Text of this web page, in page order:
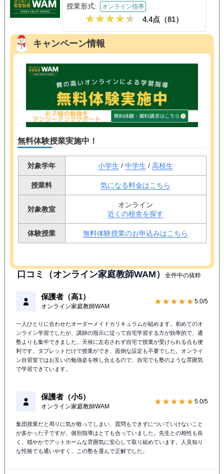
授業形式: オンライン指導
4.4点（81）
キャンペーン情報
無料体験授業実施中！
対象学年 小学生 / 中学生 / 高校生
授業料 気になる料金はこちら
対象教室
オンライン
近くの校舎を探す
体験授業 無料体験授業のお申込みはこちら
口コミ（オンライン家庭教師WAM） 全件中の抜粋
保護者（高1）
オンライン家庭教師WAM
★★★★★ 5.0/5
一人ひとりに合わせたオーダーメイドカリキュラムが組めます。初めてのオ
ンライン学習でしたが、講師の指示に従って自宅学習する方が効率的で、通
塾よりも集中できました。天候に左右されず自宅で授業が受けられる点も便
利です。タブレットだけで授業ができ、面倒な設定も不要でした。オンライ
ン自習室ではお互いの勉強姿を映し合えるので、自宅でも塾のような雰囲気
で学習できています。
保護者（小5）
オンライン家庭教師WAM
★★★★★ 5.0/5
集団授業だと周りに気が散ってしまい、質問もできずについていけないこと
が多かった子ですが、個別指導はとても合っていました。先生との相性も良
く、穏やかでアットホームな雰囲気に安心して取り組めています。人見知り
な性格でも通いやすく、この塾を選んで正解でした。